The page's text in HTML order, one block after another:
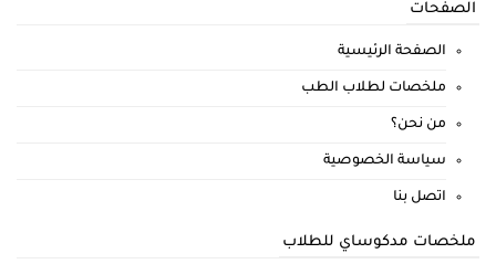
الصفحات
الصفحة الرئيسية
ملخصات لطلاب الطب
من نحن؟
سياسة الخصوصية
اتصل بنا
ملخصات مدكوساي للطلاب